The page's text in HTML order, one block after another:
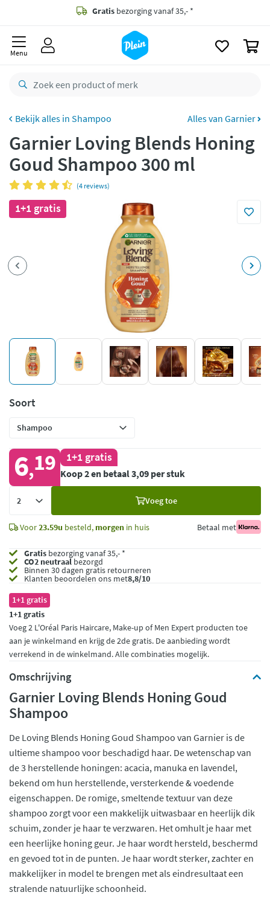
Gratis bezorging vanaf 35,- *
besteld,
retourneren
Betaal met Klarna
Menu
Shampoo Alles van Garnier
Garnier Loving Blends Honing
Goud Shampoo 300 ml
(4 reviews)
1+1 gratis
Soort
6,19 1+1 gratis
Koop 2 en betaal 3,09 per stuk
Voeg toe
Voor23.59u besteld, morgen in huis Betaal met
Gratis bezorging vanaf 35,- *
CO2 neutraalbezorgd
Binnen 30 dagen gratis retourneren
Klanten beoordelen ons met8,8/10
1+1 gratis
1+1 gratis
Voeg 2 L'Oréal Paris Haircare, Make-up of Men Expert producten toe
aan je winkelmand en krijg de 2de gratis. De aanbieding wordt
verrekend in de winkelmand. Alle combinaties mogelijk.
Omschrijving
Garnier Loving Blends Honing Goud
Shampoo
De Loving Blends Honing Goud Shampoo van Garnier is de
ultieme shampoo voor beschadigd haar. De wetenschap van
de 3 herstellende honingen: acacia, manuka en lavendel,
bekend om hun herstellende, versterkende & voedende
eigenschappen. De romige, smeltende textuur van deze
shampoo zorgt voor een makkelijk uitwasbaar en heerlijk dik
schuim, zonder je haar te verzwaren. Het omhult je haar met
een heerlijke honing geur. Je haar wordt hersteld, beschermd
en gevoed tot in de punten. Je haar wordt sterker, zachter en
makkelijker in model te brengen met als eindresultaat een
stralende natuurlijke schoonheid.